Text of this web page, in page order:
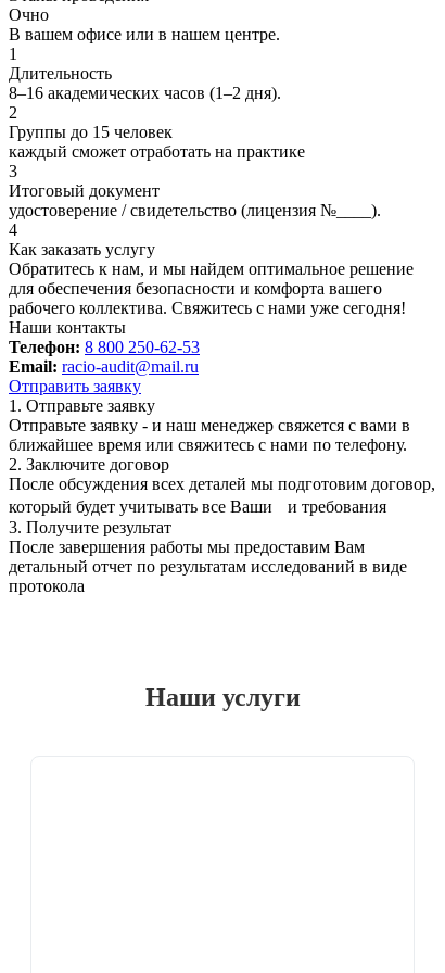
Очно
В вашем офисе или в нашем центре.
1
Длительность
8–16 академических часов (1–2 дня).
2
Группы до 15 человек
каждый сможет отработать на практике
3
Итоговый документ
удостоверение / свидетельство (лицензия №____).
4
Как заказать услугу
Обратитесь к нам, и мы найдем оптимальное решение
для обеспечения безопасности и комфорта вашего
рабочего коллектива. Свяжитесь с нами уже сегодня!
Наши контакты
Телефон: 8 800 250-62-53
Email: racio-audit@mail.ru
Отправить заявку
1. Отправьте заявку
Отправьте заявку - и наш менеджер свяжется с вами в
ближайшее время или свяжитесь с нами по телефону.
2. Заключите договор
После обсуждения всех деталей мы подготовим договор,
который будет учитывать все Ваши и требования
3. Получите результат
После завершения работы мы предоставим Вам
детальный отчет по результатам исследований в виде
протокола
Наши услуги